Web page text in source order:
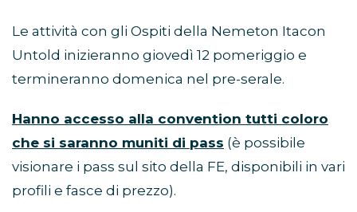
Le attività con gli Ospiti della Nemeton Itacon
Untold inizieranno giovedì 12 pomeriggio e
termineranno domenica nel pre-serale.
Hanno accesso alla convention tutti coloro
che si saranno muniti di pass (è possibile
visionare i pass sul sito della FE, disponibili in vari
profili e fasce di prezzo).